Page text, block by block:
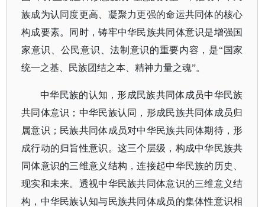
族成为认同度更高、凝聚力更强的命运共同体的核心
构成要素。 同时，铸牢中华民族共同体意识是增强国
家意识、公民意识、法制意识的重要内容，是“国家
统一之基、民族团结之本、精神力量之魂”。
中华民族的认知，形成民族共同体成员中华民族
共同体意识；中华民族认同，形成民族共同体成员归
属意识；民族共同体成员对中华民族共同体期待，形
成行动的归旨性意识。这三个层级，构成中华民族共
同体意识的三维意义结构，连接起中华民族的历史、
现实和未来。 透视中华民族共同体意识的三维意义结
构，中华民族认知与民族共同体成员的集体性意识相